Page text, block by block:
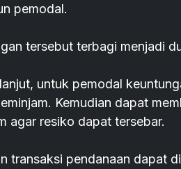
pemodal.
tersebut terbagi menjadi
untuk pemodal
Kemudian dapat
agar resiko dapat tersebar.
transaksi pendanaan dapat